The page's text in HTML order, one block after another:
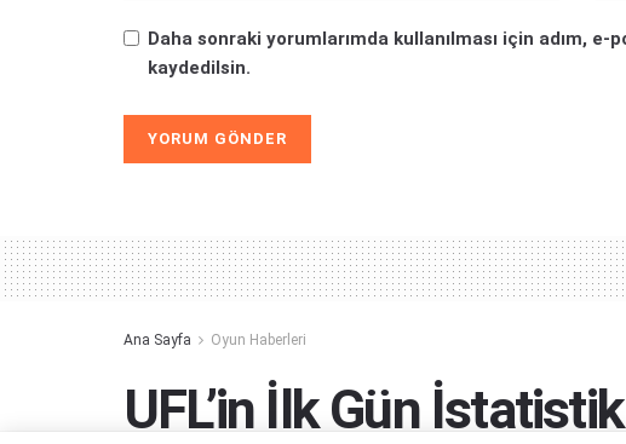
Daha sonraki yorumlarımda kullanılması için adım,
kaydedilsin.
Ana Sayfa Oyun Haberleri
UFL’in İlk Gün